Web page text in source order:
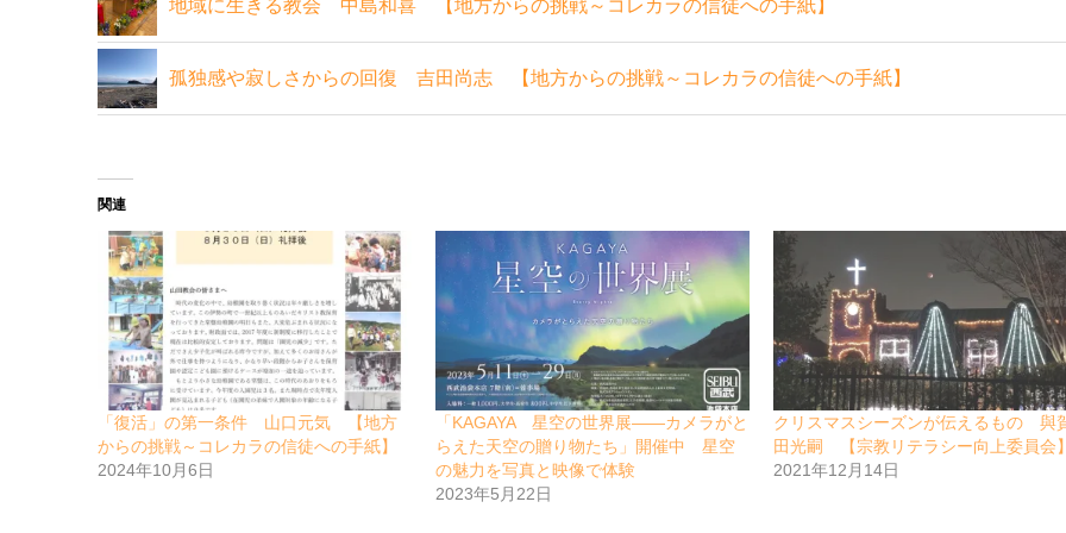
地域に生きる教会 中島和喜 【地方からの挑戦～コレカラの信徒への手紙】
孤独感や寂しさからの回復 吉田尚志 【地方からの挑戦～コレカラの信徒への手紙】
関連
「復活」の第一条件 山口元気 【地方
からの挑戦～コレカラの信徒への手紙】
2024年10月6日
「KAGAYA 星空の世界展――カメラがと
らえた天空の贈り物たち」開催中 星空
の魅力を写真と映像で体験
2023年5月22日
クリスマスシーズンが伝えるもの 與
田光嗣 【宗教リテラシー向上委員会
2021年12月14日